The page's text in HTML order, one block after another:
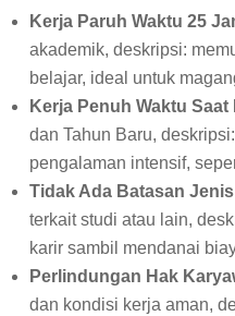
Kerja Paruh Waktu 25
akademik, deskripsi:
belajar, ideal untuk
Kerja Penuh Waktu Saat
dan Tahun Baru,
pengalaman intensif,
Tidak Ada Batasan
terkait studi atau lain,
karir sambil mendanai
Perlindungan Hak
dan kondisi kerja aman,